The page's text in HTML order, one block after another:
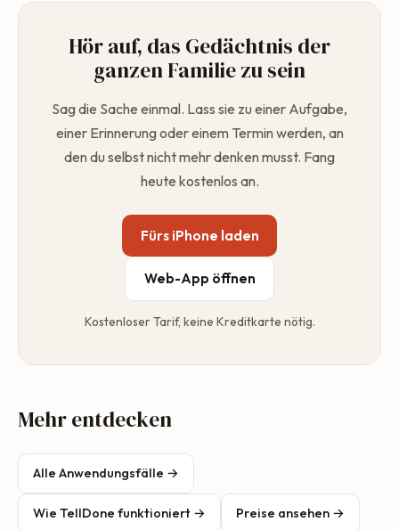
Pro, Ultra) bieten längere Aufnahmen, KI-Berichte und
wenn du mehr brauchst.
wie ihr zu Hause sprecht.
Hör auf, das Gedächtnis der
ganzen Familie zu sein
Sag die Sache einmal. Lass sie zu einer Aufgabe,
einer Erinnerung oder einem Termin werden, an
den du selbst nicht mehr denken musst. Fang
heute kostenlos an.
Fürs iPhone laden
Web-App öffnen
Kostenloser Tarif, keine Kreditkarte nötig.
Mehr entdecken
Alle Anwendungsfälle →
Wie TellDone funktioniert → Preise ansehen →